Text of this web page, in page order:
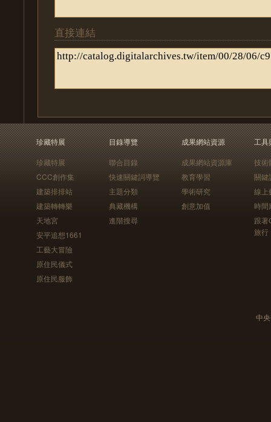
直接連結
珍藏特展
珍藏特展
CCC創作集
建築排排站
建築轉轉樂
天地宮
安平追想1661
工藝大冒險
原住民儀式
原住民服飾
目錄導覽
聯合目錄
快速關鍵詞導覽
主題分類
典藏機構
進階搜尋
成果網站資源
成果網站資源庫
教育學習
學術研究
創意加值
工具
技術
關鍵
線上
時間
跟
旅行
中